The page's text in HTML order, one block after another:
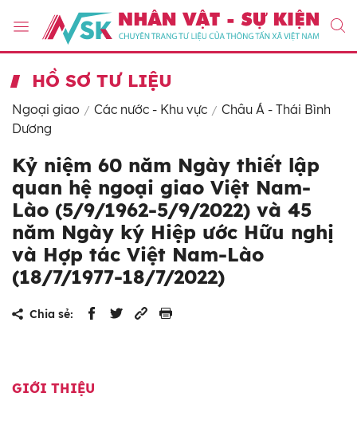
HỒ SƠ TƯ LIỆU
Ngoại giao Các nước - Khu vực
Châu Á - Thái Bình
Dương
Kỷ niệm 60 năm Ngày thiết lập
quan hệ ngoại giao Việt Nam-
Lào (5/9/1962-5/9/2022) và 45
năm Ngày ký Hiệp ước Hữu nghị
và Hợp tác Việt Nam-Lào
(18/7/1977-18/7/2022)
Chia sẻ:
GIỚI THIỆU